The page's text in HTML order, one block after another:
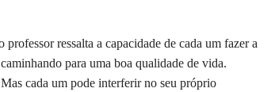
ressalta a capacidade de cada um fazer a
para uma boa qualidade de vida.
cada um pode interferir no seu próprio